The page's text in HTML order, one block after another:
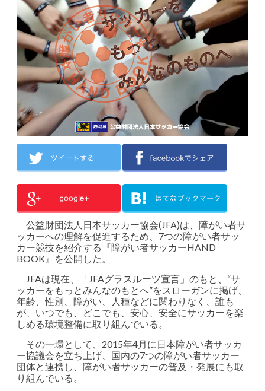
公益財団法人日本サッカー協会(JFA)は、障がい者サ
ッカーへの理解を促進するため、7つの障がい者サッ
カー競技を紹介する『障がい者サッカーHAND
BOOK』を公開した。
JFAは現在、「JFAグラスルーツ宣言」のもと、“サ
ッカーをもっとみんなのもとへ”をスローガンに掲げ、
年齢、性別、障がい、人種などに関わりなく、誰も
が、いつでも、どこでも、安心、安全にサッカーを楽
しめる環境整備に取り組んでいる。
その一環として、2015年4月に日本障がい者サッカ
ー協議会を立ち上げ、国内の7つの障がい者サッカー
団体と連携し、障がい者サッカーの普及・発展にも取
り組んでいる。